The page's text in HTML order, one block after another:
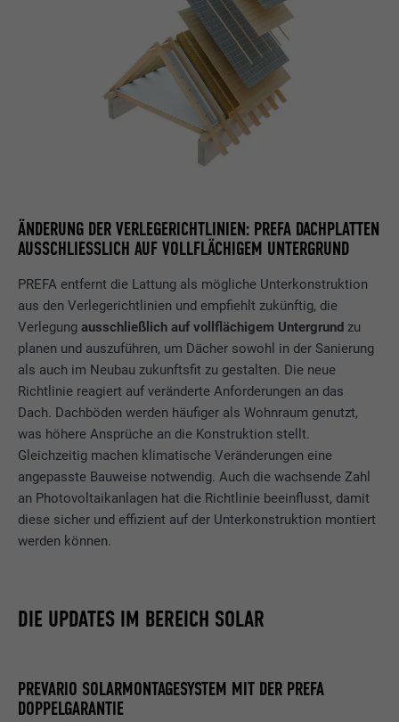
ÄNDERUNG DER VERLEGERICHTLINIEN: PREFA DACHPLATTEN
AUSSCHLIESSLICH AUF VOLLFLÄCHIGEM UNTERGRUND
PREFA entfernt die Lattung als mögliche Unterkonstruktion
aus den Verlegerichtlinien und empfiehlt zukünftig, die
Verlegungausschließlich auf vollflächigem Untergrund zu
planen und auszuführen, um Dächer sowohl in der Sanierung
als auch im Neubau zukunftsfit zu gestalten. Die neue
Richtlinie reagiert auf veränderte Anforderungen an das
Dach. Dachböden werden häufiger als Wohnraum genutzt,
was höhere Ansprüche an die Konstruktion stellt.
Gleichzeitig machen klimatische Veränderungen eine
angepasste Bauweise notwendig. Auch die wachsende Zahl
an Photovoltaikanlagen hat die Richtlinie beeinflusst, damit
diese sicher und effizient auf der Unterkonstruktion montiert
werden können.
DIE UPDATES IM BEREICH SOLAR
PREVARIO SOLARMONTAGESYSTEM MIT DER PREFA
DOPPELGARANTIE